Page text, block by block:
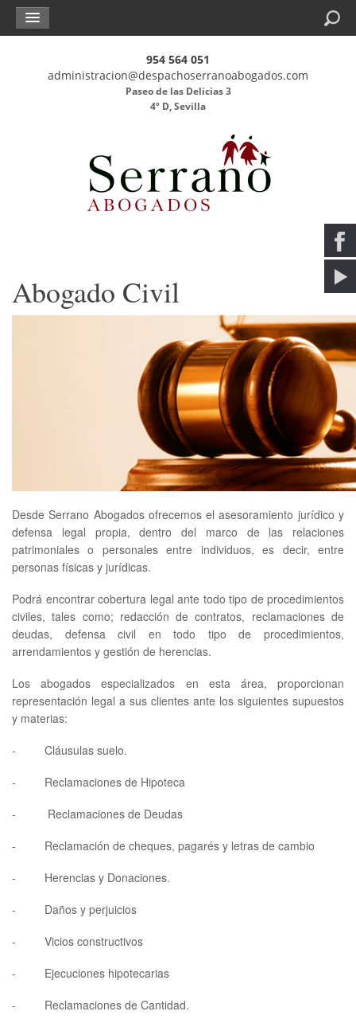
954 564 051
administracion@despachoserranoabogados.com
Paseo de las Delicias 3
4º D, Sevilla
Abogado Civil
Desde Serrano Abogados ofrecemos el asesoramiento jurídico y
defensa legal propia, dentro del marco de las relaciones
patrimoniales o personales entre individuos, es decir, entre
personas físicas y jurídicas.
Podrá encontrar cobertura legal ante todo tipo de procedimientos
civiles, tales como; redacción de contratos, reclamaciones de
deudas, defensa civil en todo tipo de procedimientos,
arrendamientos y gestión de herencias.
Los abogados especializados en esta área, proporcionan
representación legal a sus clientes ante los siguientes supuestos
y materias:
- Cláusulas suelo.
- Reclamaciones de Hipoteca
- Reclamaciones de Deudas
- Reclamación de cheques, pagarés y letras de cambio
- Herencias y Donaciones.
- Daños y perjuicios
- Vicios constructivos
- Ejecuciones hipotecarias
- Reclamaciones de Cantidad.